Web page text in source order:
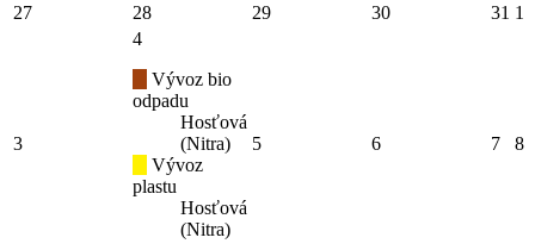
27
28 29 30 31 1
3
4
Vývoz bio
odpadu
Hosťová
(Nitra)
Vývoz
plastu
Hosťová
(Nitra)
5 6 7 8